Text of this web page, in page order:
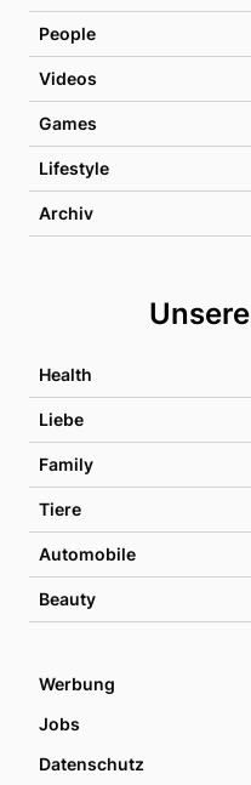
People
Videos
Games
Lifestyle
Archiv
Health
Liebe
Family
Tiere
Automobile
Beauty
Werbung
Jobs
Datenschutz